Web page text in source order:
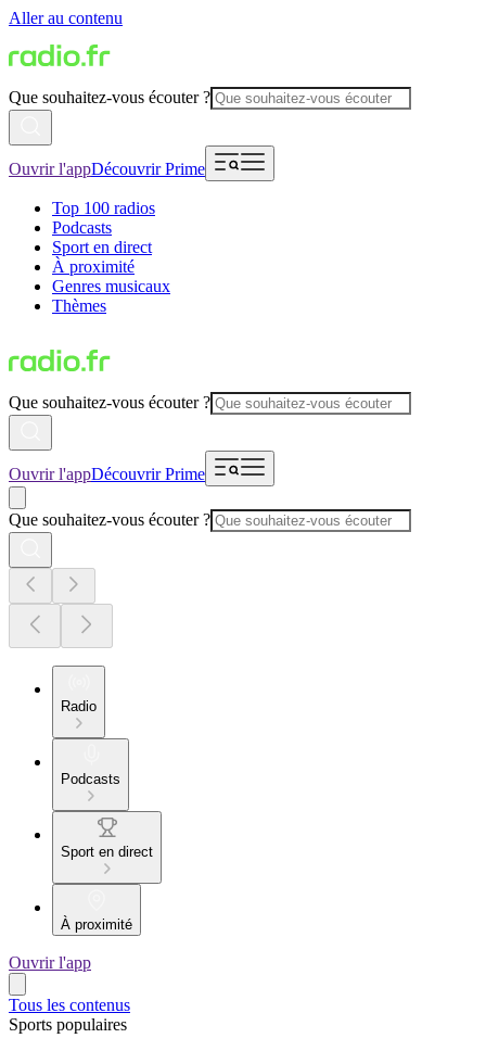
Aller au contenu
Que souhaitez-vous écouter ?
Ouvrir l'appDécouvrir Prime
Top 100 radios
Podcasts
Sport en direct
À proximité
Genres musicaux
Thèmes
Que souhaitez-vous écouter ?
Ouvrir l'appDécouvrir Prime
Que souhaitez-vous écouter ?
Radio
Podcasts
Sport en direct
À proximité
Ouvrir l'app
Tous les contenus
Sports populaires